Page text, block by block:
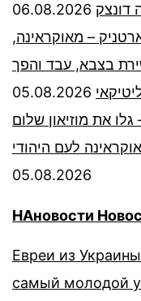
דונצק 06.08.2026
– מאוקראינה,
בשנת 2009, שירת בצבא, עבד והפך
05.08.2026
את מוזיאון שלום
לעם היהודי
05.08.2026
НАновости
Евреи из
самый молодой